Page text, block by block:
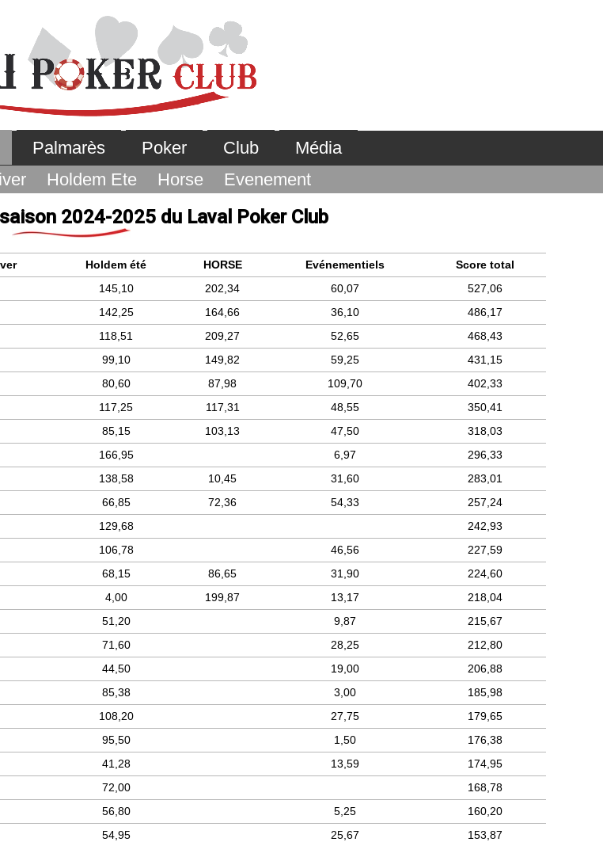
Palmarès Poker Club
Média
Holdem Ete Horse Evenement
2024-2025 du Laval Poker Club
Holdem été HORSE Evénementiels
Score total
145,10 202,34 60,07
527,06
142,25 164,66 36,10
486,17
118,51 209,27 52,65
468,43
99,10 149,82 59,25
431,15
80,60 87,98 109,70
402,33
117,25 117,31 48,55
350,41
85,15 103,13 47,50
318,03
166,95 6,97
296,33
138,58 10,45 31,60
283,01
66,85 72,36 54,33
257,24
129,68
242,93
106,78 46,56
227,59
68,15 86,65 31,90
224,60
4,00 199,87 13,17
218,04
51,20 9,87
215,67
71,60 28,25
212,80
44,50 19,00
206,88
85,38 3,00
185,98
108,20 27,75
179,65
95,50 1,50
176,38
41,28 13,59
174,95
72,00
168,78
56,80 5,25
160,20
54,95 25,67
153,87